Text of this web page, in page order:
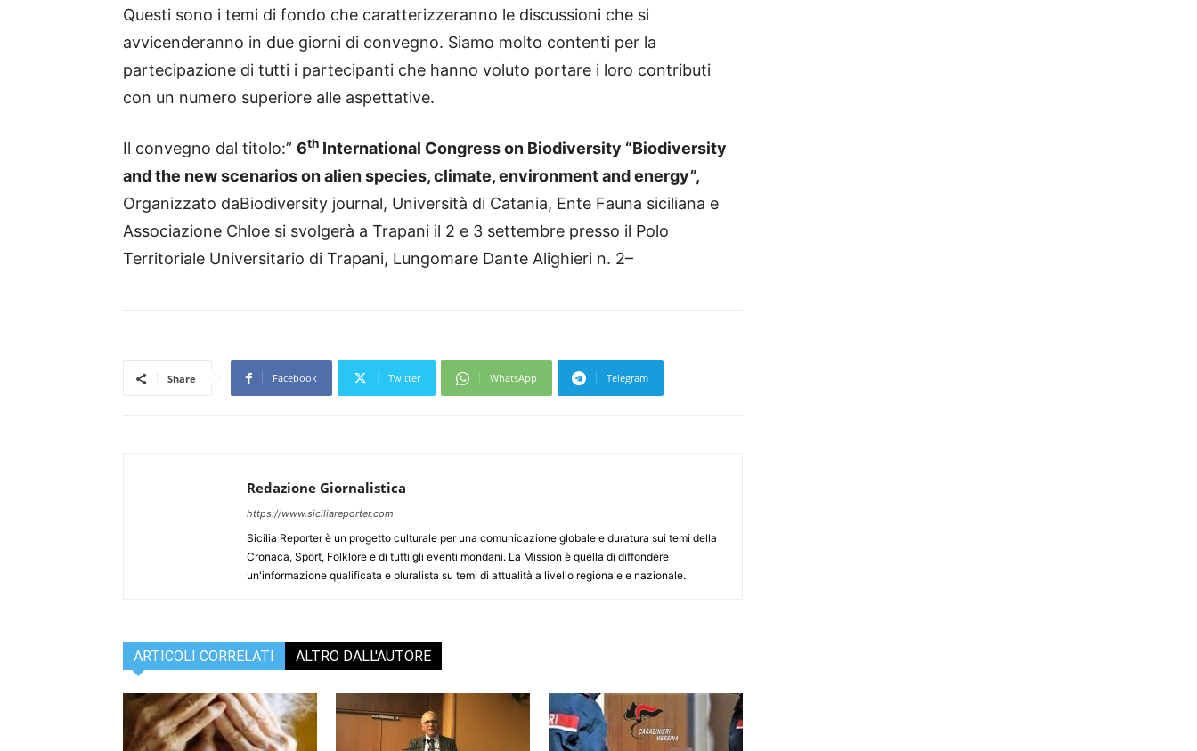
Questi sono i temi di fondo che caratterizzeranno le discussioni che si
avvicenderanno in due giorni di convegno. Siamo molto contenti per la
partecipazione di tutti i partecipanti che hanno voluto portare i loro contributi
con un numero superiore alle aspettative.
Il convegno dal titolo:” 6th International Congress on Biodiversity “Biodiversity
and the new scenarios on alien species, climate, environment and energy”,
Organizzato daBiodiversity journal, Università di Catania, Ente Fauna siciliana e
Associazione Chloe si svolgerà a Trapani il 2 e 3 settembre presso il Polo
Territoriale Universitario di Trapani, Lungomare Dante Alighieri n. 2–
Share Facebook Twitter WhatsApp Telegram
Redazione Giornalistica
https://www.siciliareporter.com
Sicilia Reporter è un progetto culturale per una comunicazione globale e duratura sui temi della
Cronaca, Sport, Folklore e di tutti gli eventi mondani. La Mission è quella di diffondere
un'informazione qualificata e pluralista su temi di attualità a livello regionale e nazionale.
ARTICOLI CORRELATI ALTRO DALL'AUTORE